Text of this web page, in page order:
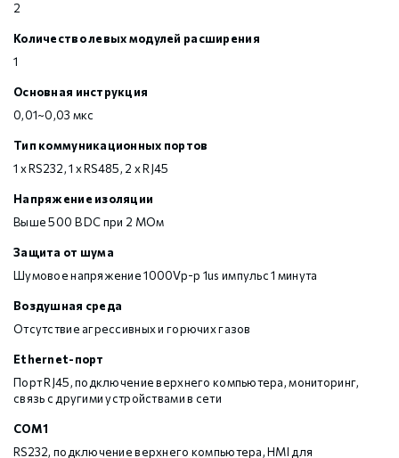
2
Количество левых модулей расширения
1
Основная инструкция
0,01~0,03 мкс
Тип коммуникационных портов
1 х RS232, 1 х RS485, 2 х RJ45
Напряжение изоляции
Выше 500 В DC при 2 МОм
Защита от шума
Шумовое напряжение 1000Vp-p 1us импульс 1 минута
Воздушная среда
Отсутствие агрессивных и горючих газов
Ethernet-порт
Порт RJ45, подключение верхнего компьютера, мониторинг,
связь с другими устройствами в сети
COM1
RS232, подключение верхнего компьютера, HMI для